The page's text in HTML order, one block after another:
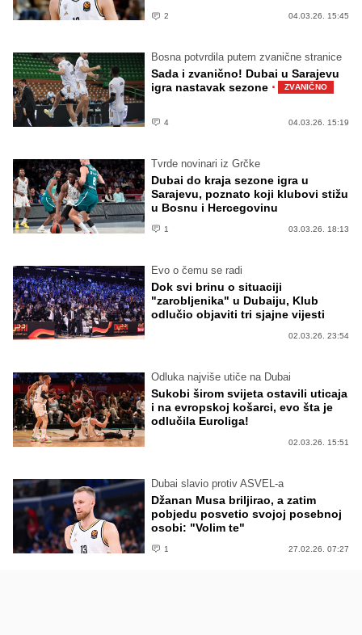
2 04.03.26. 15:45
Bosna potvrdila putem zvanične stranice
Sada i zvanično! Dubai u Sarajevu
igra nastavak sezone · ZVANIČNO
4 04.03.26. 15:19
Tvrde novinari iz Grčke
Dubai do kraja sezone igra u
Sarajevu, poznato koji klubovi stižu
u Bosnu i Hercegovinu
1 03.03.26. 18:13
Evo o čemu se radi
Dok svi brinu o situaciji
"zarobljenika" u Dubaiju, Klub
odlučio objaviti tri sjajne vijesti
02.03.26. 23:54
Odluka najviše utiče na Dubai
Sukobi širom svijeta ostavili uticaja
i na evropskoj košarci, evo šta je
odlučila Euroliga!
02.03.26. 15:51
Dubai slavio protiv ASVEL-a
Džanan Musa briljirao, a zatim
pobjedu posvetio svojoj posebnoj
osobi: "Volim te"
1 27.02.26. 07:27